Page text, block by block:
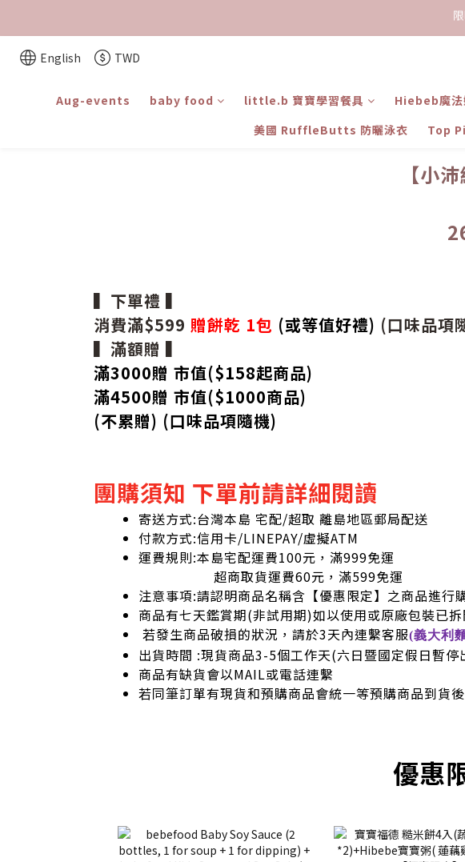
English TWD
Aug-events baby food little.b 寶寶學習餐具 Hiebeb魔法
美國 RuffleButts 防曬泳衣
Top
【小
▍下單禮 ▍
消費滿$599 贈餅乾 1包 (或等值好禮) (口味品項
▍滿額贈 ▍
滿3000贈 市值($158起商品)
滿4500贈 市值($1000商品)
(不累贈) (口味品項隨機)
團購須知 下單前請詳細閱讀
寄送方式:台灣本島 宅配/超取 離島地區郵局配送
付款方式:信用卡/LINEPAY/虛擬ATM
運費規則:本島宅配運費100元，滿999免運
超商取貨運費60元，滿599免運
注意事項:請認明商品名稱含【優惠限定】之商品進
商品有七天鑑賞期(非試用期)如以使用或原廠包裝已
若發生商品破損的狀況，請於3天內連繫客服(義大利
出貨時間 :現貨商品3-5個工作天(六日暨國定假日暫停
商品有缺貨會以MAIL或電話連繫
若同筆訂單有現貨和預購商品會統一等預購商品到貨
優惠